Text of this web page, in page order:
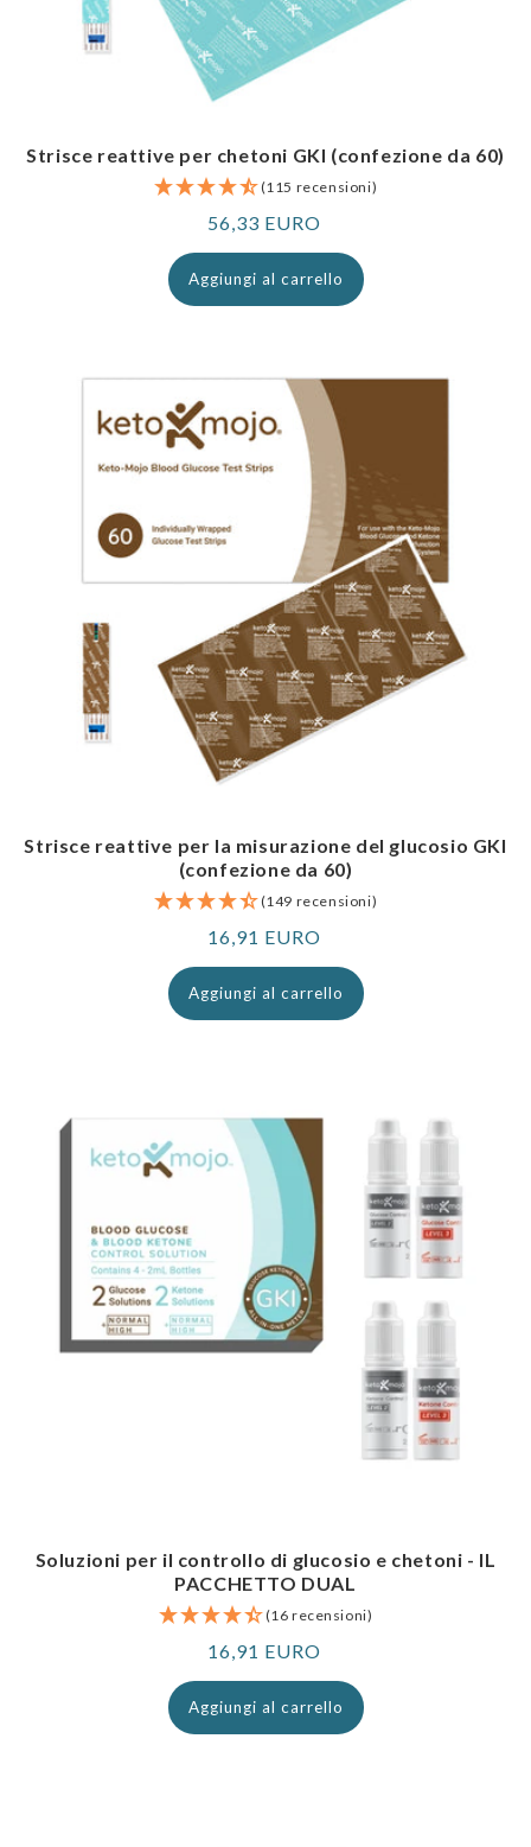
Strisce reattive per chetoni GKI (confezione da 60)
(115 recensioni)
Prezzo
normale
56,33 EURO
Aggiungi al carrello
Strisce reattive per la misurazione del glucosio GKI
(confezione da 60)
(149 recensioni)
Prezzo
normale
16,91 EURO
Aggiungi al carrello
Soluzioni per il controllo di glucosio e chetoni - IL
PACCHETTO DUAL
(16 recensioni)
Prezzo
normale
16,91 EURO
Aggiungi al carrello